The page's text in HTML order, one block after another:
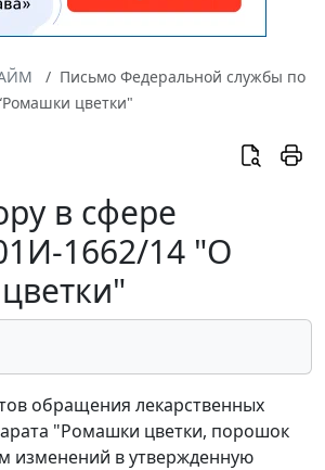
Письмо Федеральной службы по
цветки"
в сфере
1662/14 "О
обращения лекарственных
"Ромашки цветки, порошок
изменений в утвержденную